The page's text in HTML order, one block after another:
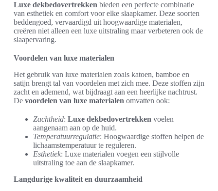
Luxe dekbedovertrekken bieden een perfecte combinatie
van esthetiek en comfort voor elke slaapkamer. Deze soorten
beddengoed, vervaardigd uit hoogwaardige materialen,
creëren niet alleen een luxe uitstraling maar verbeteren ook de
slaapervaring.
Voordelen van luxe materialen
Het gebruik van luxe materialen zoals katoen, bamboe en
satijn brengt tal van voordelen met zich mee. Deze stoffen zijn
zacht en ademend, wat bijdraagt aan een heerlijke nachtrust.
De voordelen van luxe materialen omvatten ook:
Zachtheid: Luxe dekbedovertrekken voelen
aangenaam aan op de huid.
Temperatuurregulatie: Hoogwaardige stoffen helpen de
lichaamstemperatuur te reguleren.
Esthetiek: Luxe materialen voegen een stijlvolle
uitstraling toe aan de slaapkamer.
Langdurige kwaliteit en duurzaamheid